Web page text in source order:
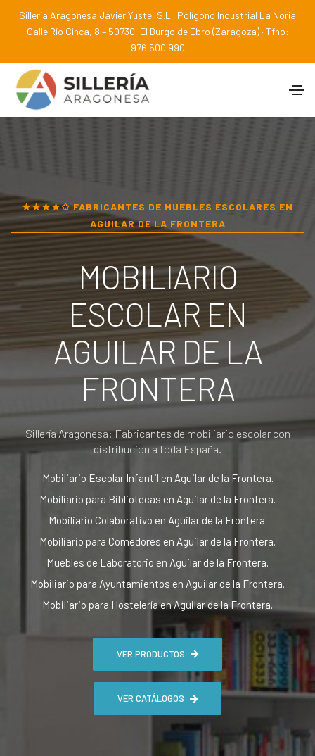
Sillería Aragonesa Javier Yuste, S.L.· Polígono Industrial La Noria
Calle Río Cinca, 8 – 50730, El Burgo de Ebro (Zaragoza) · Tfno:
976 500 990
★★★★✩ FABRICANTES DE MUEBLES ESCOLARES EN
AGUILAR DE LA FRONTERA
MOBILIARIO
ESCOLAR EN
AGUILAR DE LA
FRONTERA
Sillería Aragonesa: Fabricantes de mobiliario escolar con
distribución a toda España.
Mobiliario Escolar Infantil en Aguilar de la Frontera.
Mobiliario para Bibliotecas en Aguilar de la Frontera.
Mobiliario Colaborativo en Aguilar de la Frontera.
Mobiliario para Comedores en Aguilar de la Frontera.
Muebles de Laboratorio en Aguilar de la Frontera.
Mobiliario para Ayuntamientos en Aguilar de la Frontera.
Mobiliario para Hostelería en Aguilar de la Frontera.
VER PRODUCTOS
VER CATÁLOGOS